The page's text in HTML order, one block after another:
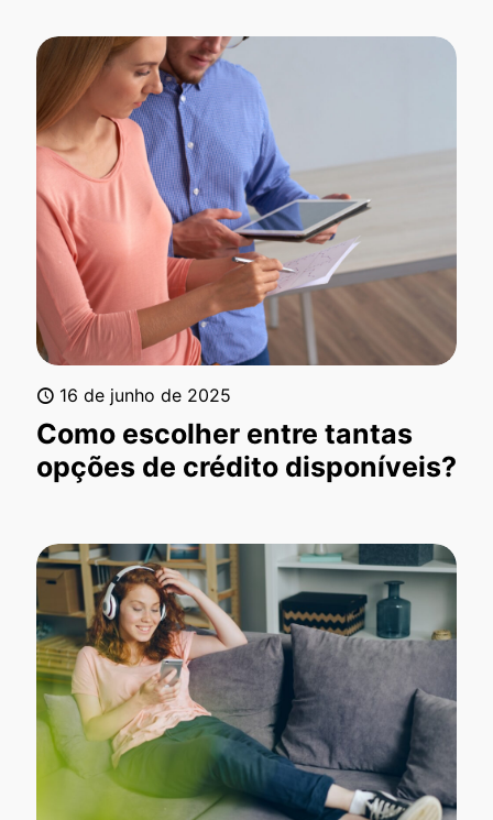
16 de junho de 2025
Como escolher entre tantas
opções de crédito disponíveis?